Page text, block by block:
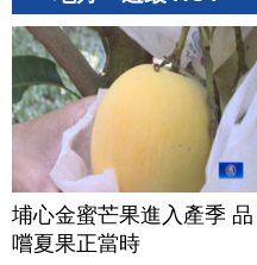
埔心金蜜芒果進入產季 品
嚐夏果正當時